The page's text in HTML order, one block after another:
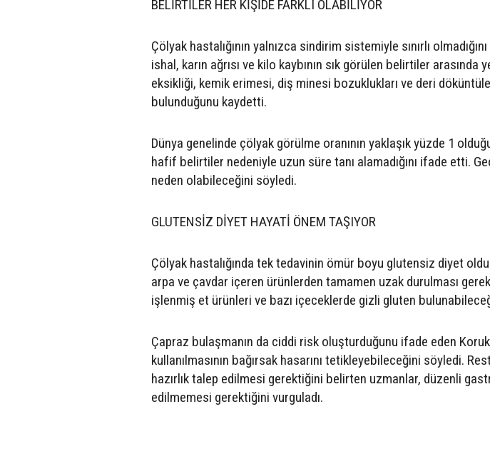
BELİRTİLER HER KİŞİDE FARKLI OLABİLİYOR
Çölyak hastalığının yalnızca sindirim sistemiyle sınırlı
ishal, karın ağrısı ve kilo kaybının sık görülen belirtiler arasında
eksikliği, kemik erimesi, diş minesi bozuklukları ve deri
bulunduğunu kaydetti.
Dünya genelinde çölyak görülme oranının yaklaşık yüzde 1
hafif belirtiler nedeniyle uzun süre tanı alamadığını ifade etti.
neden olabileceğini söyledi.
GLUTENSİZ DİYET HAYATİ ÖNEM TAŞIYOR
Çölyak hastalığında tek tedavinin ömür boyu glutensiz diyet
arpa ve çavdar içeren ürünlerden tamamen uzak durulması
işlenmiş et ürünleri ve bazı içeceklerde gizli gluten
Çapraz bulaşmanın da ciddi risk oluşturduğunu ifade eden
kullanılmasının bağırsak hasarını tetikleyebileceğini söyledi.
hazırlık talep edilmesi gerektiğini belirten uzmanlar, düzenli
edilmemesi gerektiğini vurguladı.